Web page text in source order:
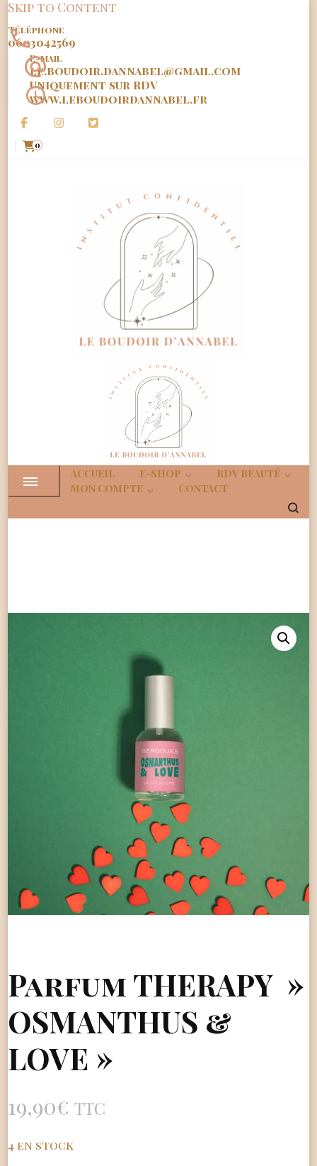
Skip to Content
Téléphone
0603042569
E-mail
le.boudoir.dannabel@gmail.com
Uniquement sur RDV
www.leboudoirdannabel.fr
0
Le
Boudoir
Institut Confidenciel
ACCUEIL E-SHOP
RDV BEAUTÉ
MON COMPTE
CONTACT
Parfum THERAPY »
OSMANTHUS &
LOVE »
19,90€ TTC
4 en stock